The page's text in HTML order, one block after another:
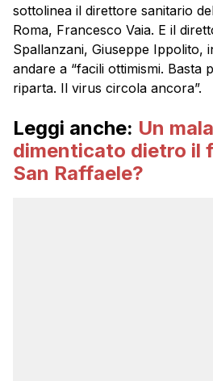
sottolinea il direttore sanitario
Roma, Francesco Vaia. E il
Spallanzani, Giuseppe Ippolito,
andare a “facili ottimismi. Basta
riparta. Il virus circola ancora”.
Leggi anche: Un
dimenticato dietro il
San Raffaele?